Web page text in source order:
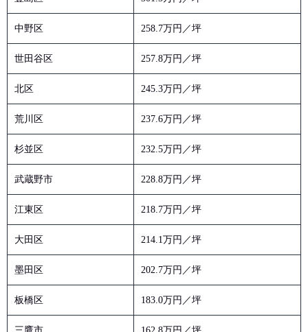
中野区 258.7万円／坪
世田谷区 257.8万円／坪
北区 245.3万円／坪
荒川区 237.6万円／坪
杉並区 232.5万円／坪
武蔵野市 228.8万円／坪
江東区 218.7万円／坪
大田区 214.1万円／坪
墨田区 202.7万円／坪
板橋区 183.0万円／坪